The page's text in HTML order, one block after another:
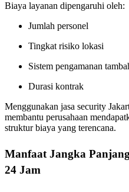
Biaya layanan dipengaruhi oleh:
Jumlah personel
Tingkat risiko lokasi
Sistem pengamanan
Durasi kontrak
Menggunakan jasa security
membantu perusahaan
struktur biaya yang terencana.
Manfaat Jangka
24 Jam